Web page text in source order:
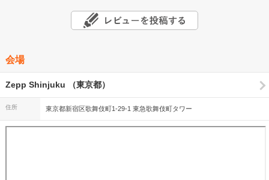
会場
Zepp Shinjuku （東京都）
住所 東京都新宿区歌舞伎町1-29-1 東急歌舞伎町タワー